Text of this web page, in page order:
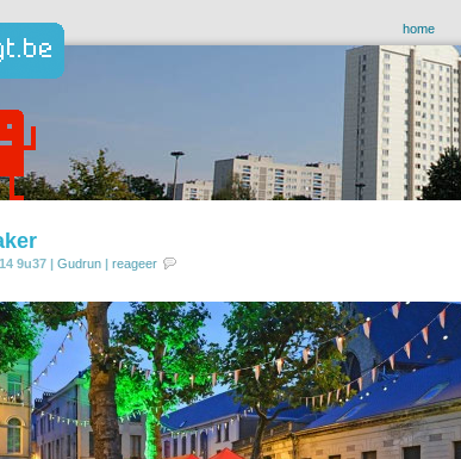
home
9u37 | Gudrun | reageer